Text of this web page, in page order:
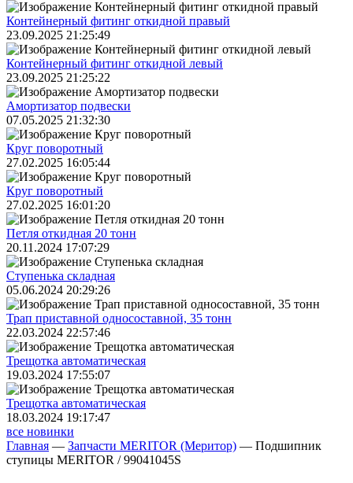
Контейнерный фитинг откидной правый
23.09.2025 21:25:49
Контейнерный фитинг откидной левый
23.09.2025 21:25:22
Амортизатор подвески
07.05.2025 21:32:30
Круг поворотный
27.02.2025 16:05:44
Круг поворотный
27.02.2025 16:01:20
Петля откидная 20 тонн
20.11.2024 17:07:29
Ступенька складная
05.06.2024 20:29:26
Трап приставной односоставной, 35 тонн
22.03.2024 22:57:46
Трещoтка автоматическая
19.03.2024 17:55:07
Трещoтка автоматическая
18.03.2024 19:17:47
все новинки
Главная — Запчасти MERITOR (Меритор) — Подшипник
ступицы MERITOR / 99041045S